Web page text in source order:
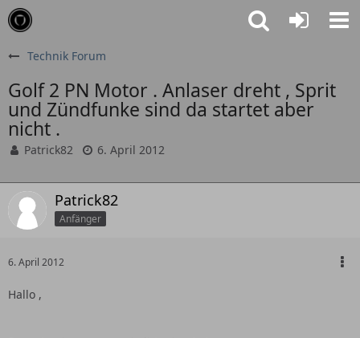
Technik Forum
Golf 2 PN Motor . Anlaser dreht , Sprit
und Zündfunke sind da startet aber
nicht .
Patrick82 6. April 2012
Patrick82
Anfänger
6. April 2012
Hallo ,